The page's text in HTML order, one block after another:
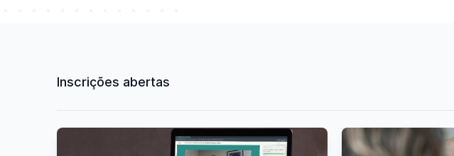
Inscrições abertas